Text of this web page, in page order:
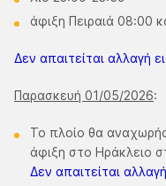
άφιξη Πειραιά 08:00
Δεν απαιτείται αλλαγή
Παρασκευή 01/05/2026:
Το πλοίο θα
άφιξη στο Ηράκλειο
Δεν απαιτείται